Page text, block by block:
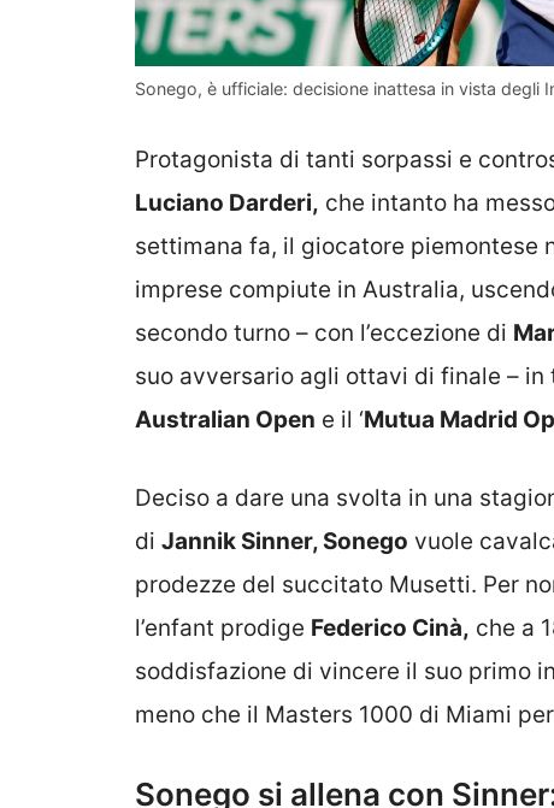
Sonego, è ufficiale: decisione inattesa in vista degli
Protagonista di tanti sorpassi e
Luciano Darderi, che intanto ha
settimana fa, il giocatore piemontese
imprese compiute in Australia,
secondo turno – con l’eccezione di
suo avversario agli ottavi di finale –
Australian Open e il ‘Mutua Madrid
Deciso a dare una svolta in una
di Jannik Sinner, Sonego vuole
prodezze del succitato Musetti. Per
l’enfant prodige Federico Cinà, che a
soddisfazione di vincere il suo primo
meno che il Masters 1000 di Miami
Sonego si allena con